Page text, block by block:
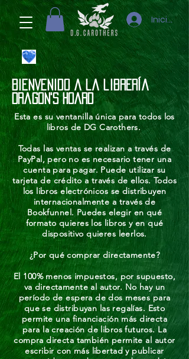
Iniciar
Bienvenido a la librería
Dragon's Hoard
Esta es su ventanilla única para todos los
libros de DG Carothers.
Todas las ventas se realizan a través de
PayPal, pero no es necesario tener una
cuenta para pagar. Puede utilizar su
tarjeta de crédito a través de ellos. Todos
los libros electrónicos se distribuyen
internacionalmente a través de
Bookfunnel. Puedes elegir en qué
formato quieres los libros y en qué
dispositivo quieres leerlos.
¿Por qué comprar directamente?
El 100% menos impuestos, por supuesto,
va directamente al autor. No hay un
período de espera de dos meses para
que se distribuyan las regalías. Esto
permite una financiación más directa
para la creación de libros futuros. La
compra directa también permite al autor
escribir con más libertad y publicar